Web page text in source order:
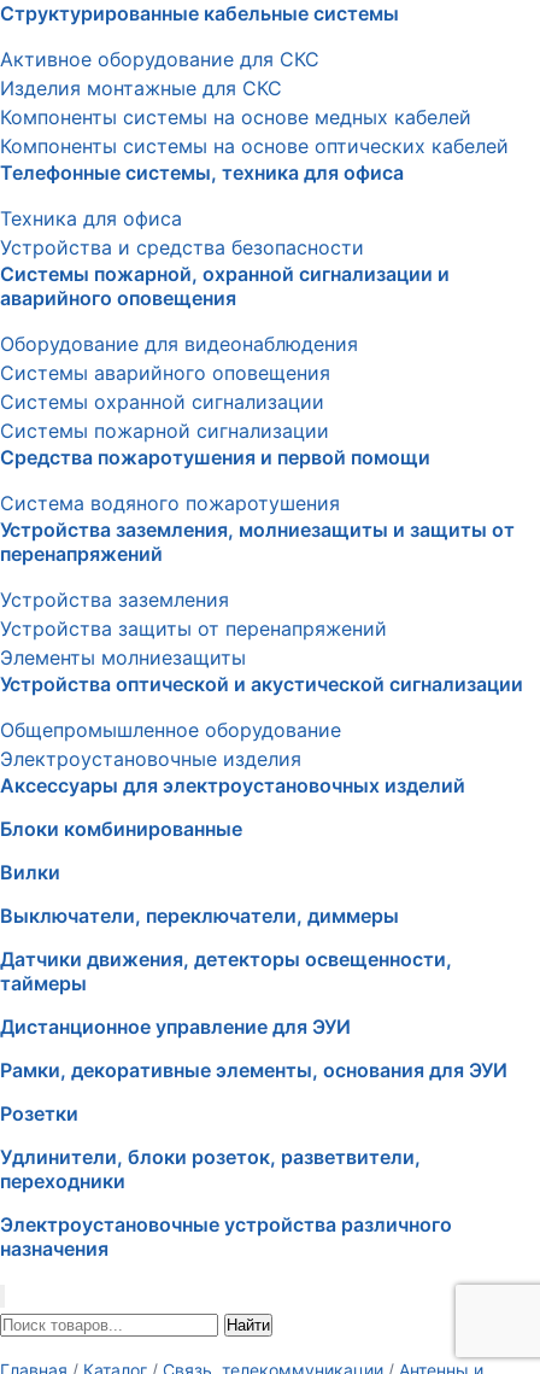
Структурированные кабельные системы
Активное оборудование для СКС
Изделия монтажные для СКС
Компоненты системы на основе медных кабелей
Компоненты системы на основе оптических кабелей
Телефонные системы, техника для офиса
Техника для офиса
Устройства и средства безопасности
Системы пожарной, охранной сигнализации и
аварийного оповещения
Оборудование для видеонаблюдения
Системы аварийного оповещения
Системы охранной сигнализации
Системы пожарной сигнализации
Средства пожаротушения и первой помощи
Система водяного пожаротушения
Устройства заземления, молниезащиты и защиты от
перенапряжений
Устройства заземления
Устройства защиты от перенапряжений
Элементы молниезащиты
Устройства оптической и акустической сигнализации
Общепромышленное оборудование
Электроустановочные изделия
Аксессуары для электроустановочных изделий
Блоки комбинированные
Вилки
Выключатели, переключатели, диммеры
Датчики движения, детекторы освещенности,
таймеры
Дистанционное управление для ЭУИ
Рамки, декоративные элементы, основания для ЭУИ
Розетки
Удлинители, блоки розеток, разветвители,
переходники
Электроустановочные устройства различного
назначения
Найти
Главная / Каталог / Связь, телекоммуникации / Антенны и